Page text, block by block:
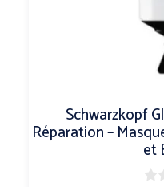
Schwarzkopf
Réparation –
et